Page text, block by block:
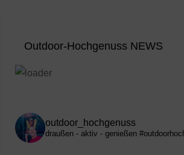
Outdoor-Hochgenuss NEWS
outdoor_hochgenuss
draußen - aktiv - genießen